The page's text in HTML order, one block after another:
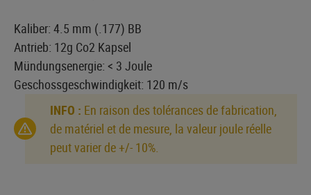
Kaliber: 4.5 mm (.177) BB
Antrieb: 12g Co2 Kapsel
Mündungsenergie: < 3 Joule
Geschossgeschwindigkeit: 120 m/s
INFO : En raison des tolérances de fabrication,
de matériel et de mesure, la valeur joule réelle
peut varier de +/- 10%.